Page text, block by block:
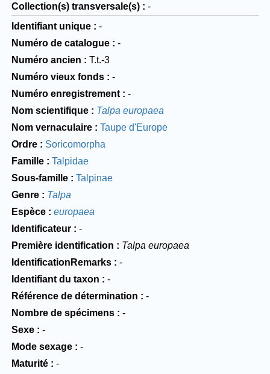
Collection(s) transversale(s)
-
Identifiant unique
-
Numéro de catalogue
-
Numéro ancien
T.t.-3
Numéro vieux fonds
-
Numéro enregistrement
-
Nom scientifique
Talpa europaea
Nom vernaculaire
Taupe d'Europe
Ordre
Soricomorpha
Famille
Talpidae
Sous-famille
Talpinae
Genre
Talpa
Espèce
europaea
Identificateur
-
Première identification
Talpa europaea
IdentificationRemarks
-
Identifiant du taxon
-
Référence de détermination
-
Nombre de spécimens
-
Sexe
-
Mode sexage
-
Maturité
-